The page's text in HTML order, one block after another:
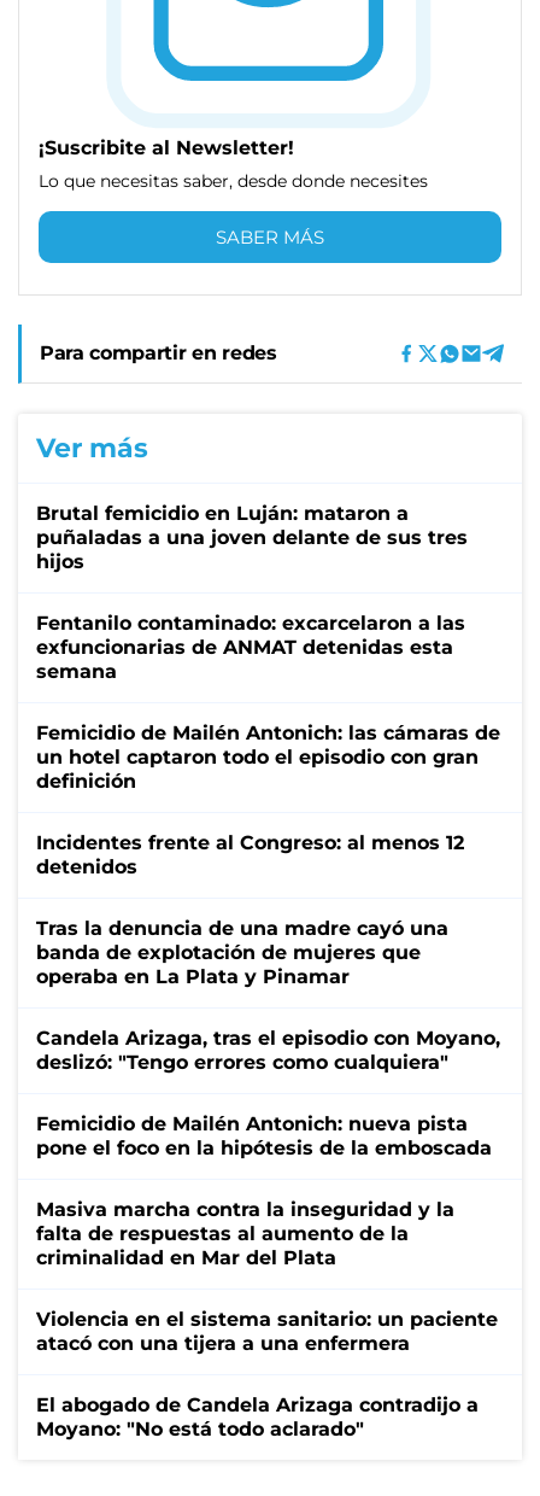
¡Suscribite al Newsletter!
Lo que necesitas saber, desde donde necesites
SABER MÁS
Para compartir en redes
Ver más
Brutal femicidio en Luján: mataron a
puñaladas a una joven delante de sus tres
hijos
Fentanilo contaminado: excarcelaron a las
exfuncionarias de ANMAT detenidas esta
semana
Femicidio de Mailén Antonich: las cámaras de
un hotel captaron todo el episodio con gran
definición
Incidentes frente al Congreso: al menos 12
detenidos
Tras la denuncia de una madre cayó una
banda de explotación de mujeres que
operaba en La Plata y Pinamar
Candela Arizaga, tras el episodio con Moyano,
deslizó: "Tengo errores como cualquiera"
Femicidio de Mailén Antonich: nueva pista
pone el foco en la hipótesis de la emboscada
Masiva marcha contra la inseguridad y la
falta de respuestas al aumento de la
criminalidad en Mar del Plata
Violencia en el sistema sanitario: un paciente
atacó con una tijera a una enfermera
El abogado de Candela Arizaga contradijo a
Moyano: "No está todo aclarado"